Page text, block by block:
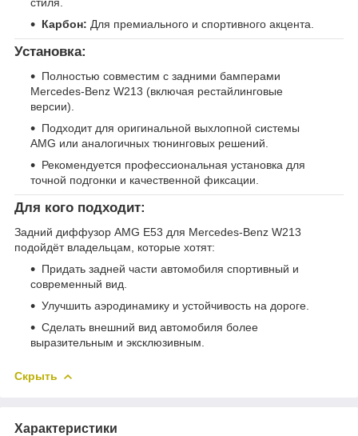
Карбон: Для премиального и спортивного акцента.
Установка:
Полностью совместим с задними бамперами
Mercedes-Benz W213 (включая рестайлинговые
версии).
Подходит для оригинальной выхлопной системы
AMG или аналогичных тюнинговых решений.
Рекомендуется профессиональная установка для
точной подгонки и качественной фиксации.
Для кого подходит:
Задний диффузор AMG E53 для Mercedes-Benz W213
подойдёт владельцам, которые хотят:
Придать задней части автомобиля спортивный и
современный вид.
Улучшить аэродинамику и устойчивость на дороге.
Сделать внешний вид автомобиля более
выразительным и эксклюзивным.
Скрыть
Характеристики